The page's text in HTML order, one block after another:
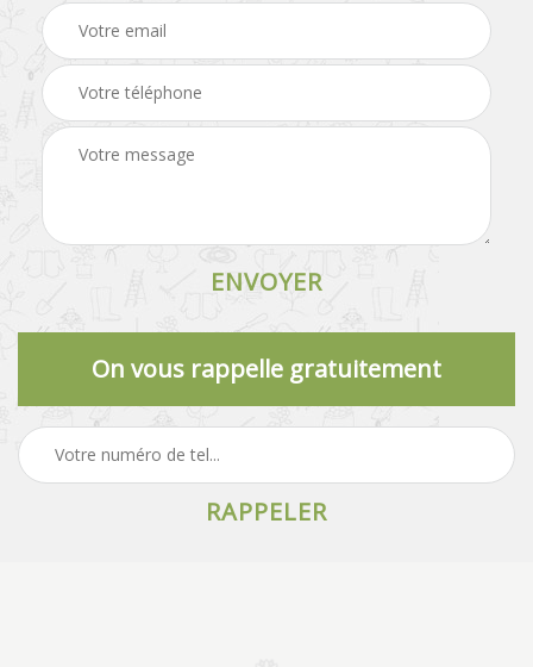
On vous rappelle gratuitement